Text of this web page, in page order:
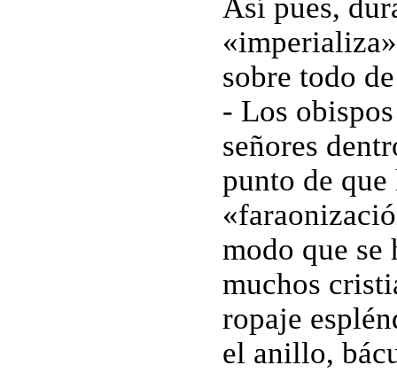
Así pues,
sobre todo
- Los
señores
punto de
modo que
muchos
ropaje
el anillo,